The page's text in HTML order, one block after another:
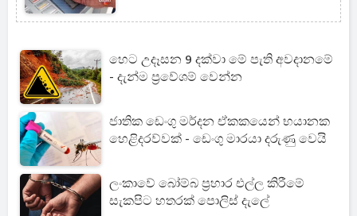
හෙට උදෑසන 9 දක්වා මේ පැති අවදානමේ
- දැන්ම ප්‍රවේශම් වෙන්න
ජාතික ඩෙංගු මර්දන ඒකකයෙන් භයානක
හෙළිදරව්වක් - ඩෙංගු මාරයා දරුණු වෙයි
ලංකාවේ බෝම්බ ප්‍රහාර එල්ල කිරීමේ
සැකපිට හතරක් පොලිස් දැලේ